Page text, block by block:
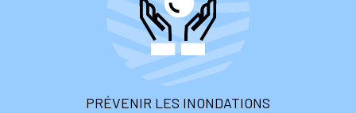
PRÉVENIR LES INONDATIONS